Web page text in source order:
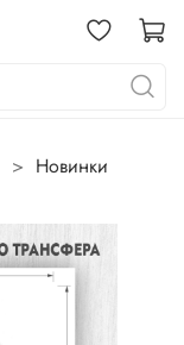
Новинки